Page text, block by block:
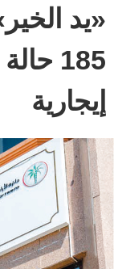
«يد
185
إيجارية